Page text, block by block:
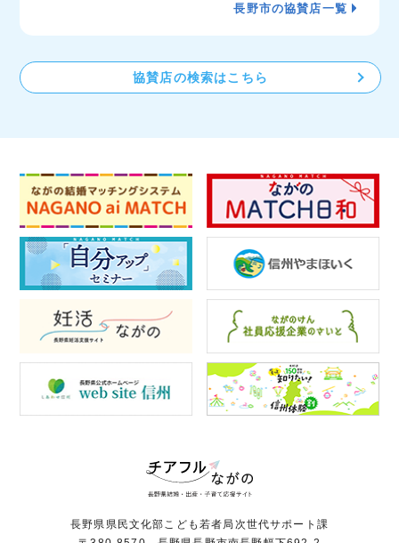
長野市の協賛店一覧
協賛店の検索はこちら
長野県県民文化部こども若者局次世代サポート課